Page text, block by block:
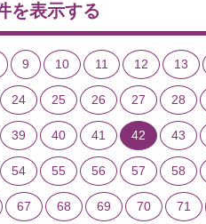
を表示する
9 10 11 12 13
24 25 26 27 28
39 40 41 42 43
54 55 56 57 58
67 68 69 70 71